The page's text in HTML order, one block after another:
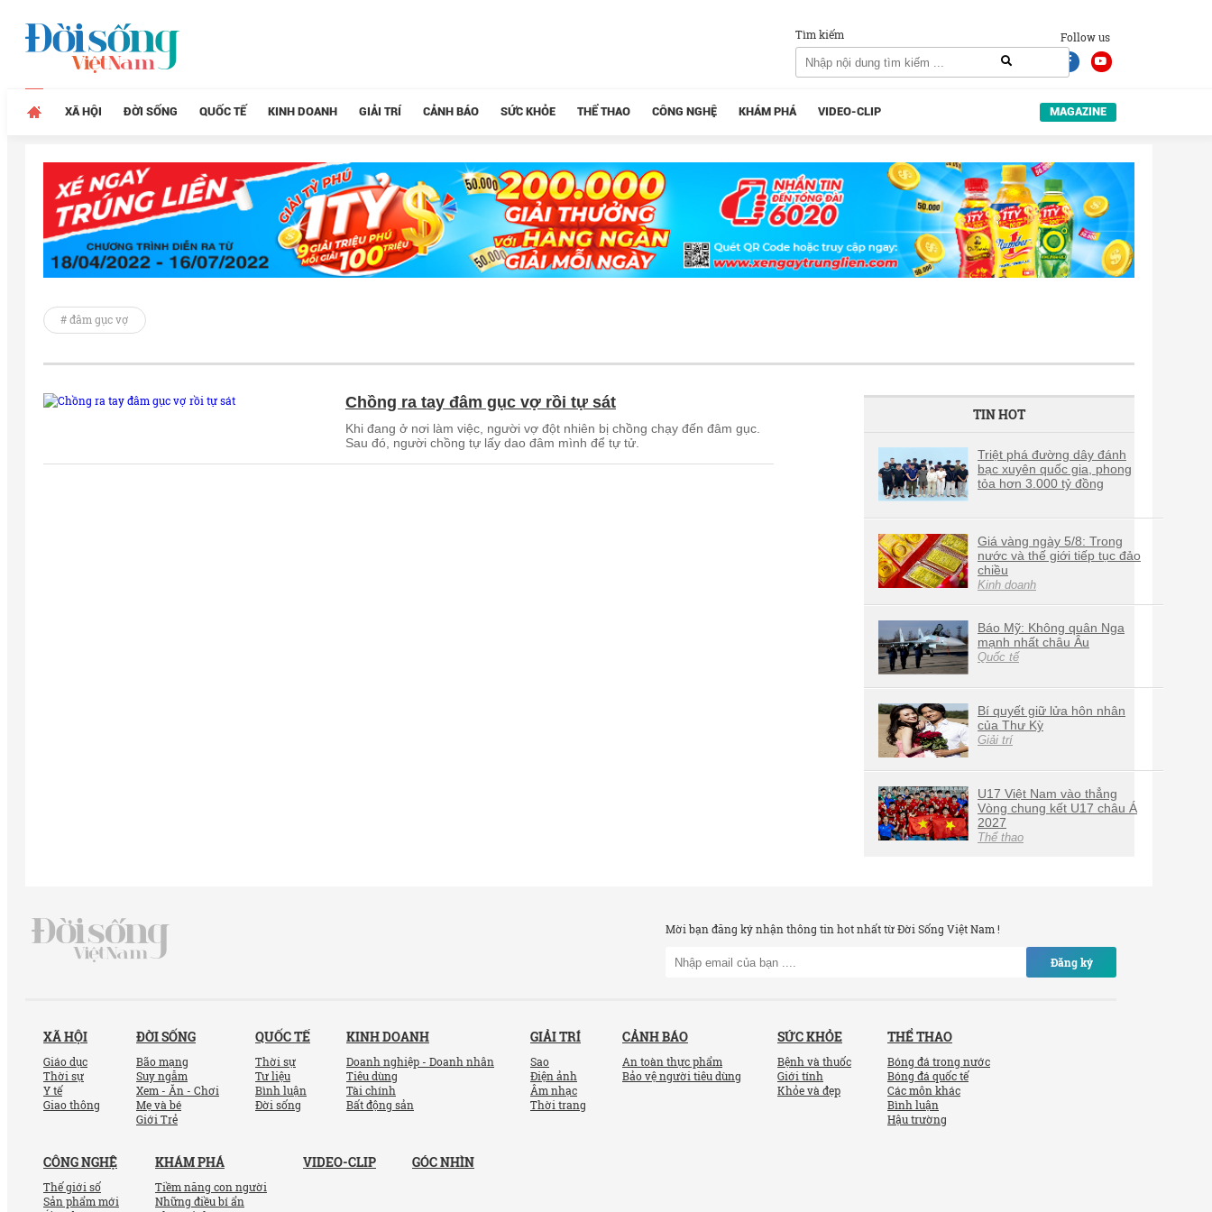
Follow us
Tìm kiếm
XÃ HỘI ĐỜI SỐNG QUỐC TẾ KINH DOANH GIẢI TRÍ CẢNH BÁO SỨC KHỎE THỂ THAO CÔNG NGHỆ KHÁM PHÁ VIDEO-CLIP MAGAZINE
# đâm gục vợ
Chồng ra tay đâm gục vợ rồi tự sát
Khi đang ở nơi làm việc, người vợ đột nhiên bị chồng chạy đến đâm gục.
Sau đó, người chồng tự lấy dao đâm mình để tự tử.
TIN HOT
Triệt phá đường dây đánh
bạc xuyên quốc gia, phong
tỏa hơn 3.000 tỷ đồng
Giá vàng ngày 5/8: Trong
nước và thế giới tiếp tục đảo
chiều
Kinh doanh
Báo Mỹ: Không quân Nga
mạnh nhất châu Âu
Quốc tế
Bí quyết giữ lửa hôn nhân
của Thư Kỳ
Giải trí
U17 Việt Nam vào thẳng
Vòng chung kết U17 châu Á
2027
Thể thao
Mời bạn đăng ký nhận thông tin hot nhất từ Đời Sống Việt Nam !
Đăng ký
XÃ HỘI
Giáo dục
Thời sự
Y tế
Giao thông
ĐỜI SỐNG
Bão mạng
Suy ngẫm
Xem - Ăn - Chơi
Mẹ và bé
Giới Trẻ
QUỐC TẾ
Thời sự
Tư liệu
Bình luận
Đời sống
KINH DOANH
Doanh nghiệp - Doanh nhân
Tiêu dùng
Tài chính
Bất động sản
GIẢI TRÍ
Sao
Điện ảnh
Âm nhạc
Thời trang
CẢNH BÁO
An toàn thực phẩm
Bảo vệ người tiêu dùng
SỨC KHỎE
Bệnh và thuốc
Giới tính
Khỏe và đẹp
THỂ THAO
Bóng đá trong nước
Bóng đá quốc tế
Các môn khác
Bình luận
Hậu trường
CÔNG NGHỆ
Thế giới số
Sản phẩm mới
KHÁM PHÁ
Tiềm năng con người
Những điều bí ẩn
VIDEO-CLIP GÓC NHÌN